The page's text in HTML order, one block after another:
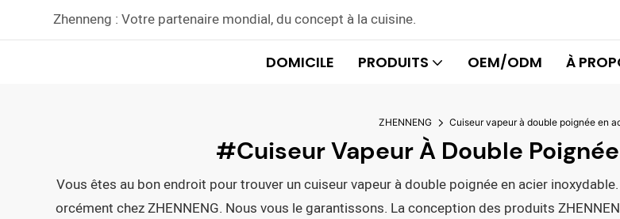
Zhenneng : Votre partenaire mondial, du concept à la cuisine.
DOMICILE PRODUITS OEM/ODM À
ZHENNENG Cuiseur vapeur à double poignée en
#Cuiseur Vapeur À Double
Vous êtes au bon endroit pour trouver un cuiseur vapeur à double poignée en acier
orcément chez ZHENNENG. Nous vous le garantissons. La conception des produits